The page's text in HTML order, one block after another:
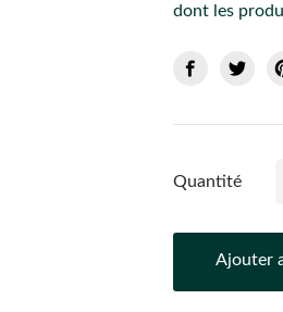
dont les
Quantité
Ajouter